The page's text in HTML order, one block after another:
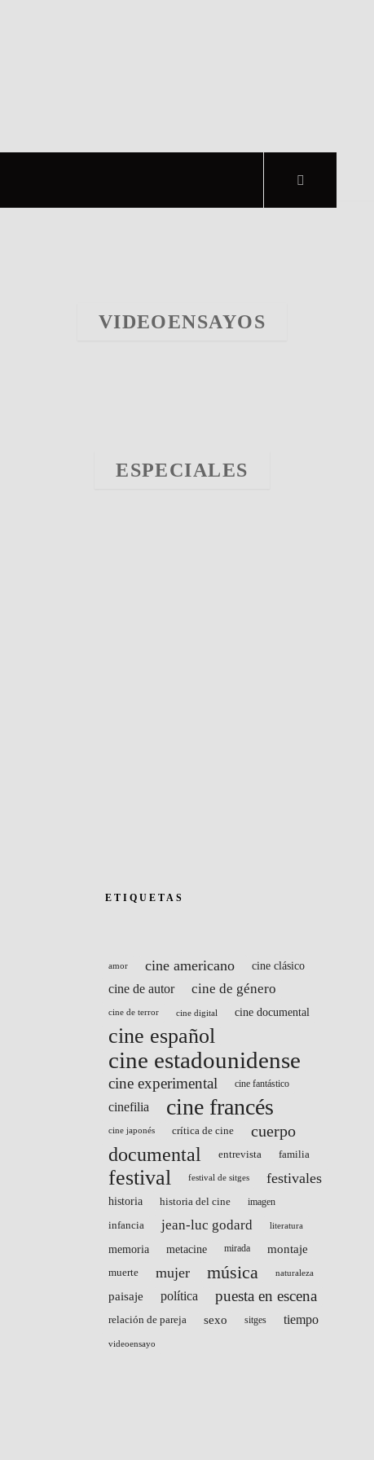
VIDEOENSAYOS
ESPECIALES
ETIQUETAS
amor cine americano cine clásico
cine de autor cine de género
cine de terror cine digital cine documental
cine español
cine estadounidense
cine experimental cine fantástico
cinefilia cine francés
cine japonés crítica de cine cuerpo
documental entrevista familia
festival festival de sitges festivales
historia historia del cine imagen
infancia jean-luc godard literatura
memoria metacine mirada montaje
muerte mujer música naturaleza
paisaje política puesta en escena
relación de pareja sexo sitges tiempo
videoensayo